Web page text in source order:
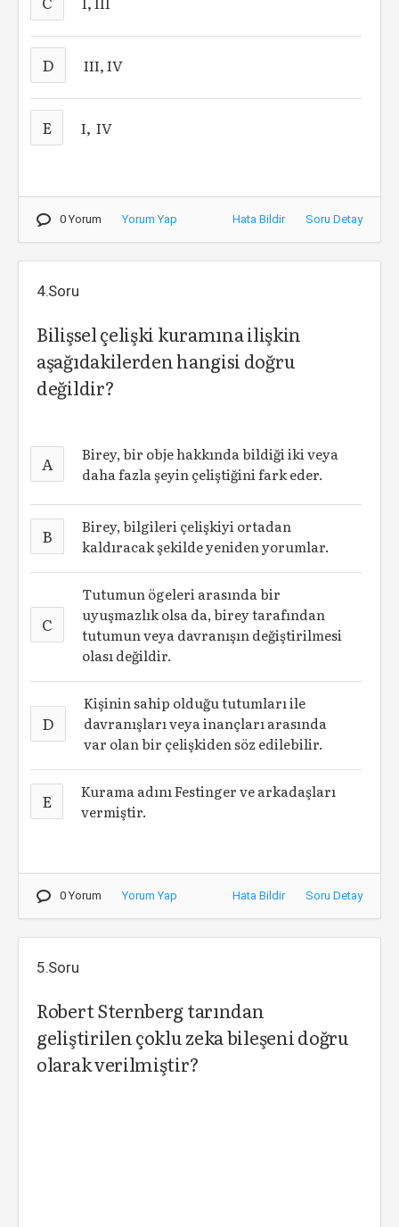
D III, IV
E I, IV
0 Yorum Yorum Yap Hata Bildir Soru Detay
4.Soru
Bilişsel çelişki kuramına ilişkin
aşağıdakilerden hangisi doğru
değildir?
A
Birey, bir obje hakkında bildiği iki veya
daha fazla şeyin çeliştiğini fark eder.
B
Birey, bilgileri çelişkiyi ortadan
kaldıracak şekilde yeniden yorumlar.
C
Tutumun ögeleri arasında bir
uyuşmazlık olsa da, birey tarafından
tutumun veya davranışın değiştirilmesi
olası değildir.
D
Kişinin sahip olduğu tutumları ile
davranışları veya inançları arasında
var olan bir çelişkiden söz edilebilir.
E
Kurama adını Festinger ve arkadaşları
vermiştir.
0 Yorum Yorum Yap Hata Bildir Soru Detay
5.Soru
Robert Sternberg tarından
geliştirilen çoklu zeka bileşeni doğru
olarak verilmiştir?